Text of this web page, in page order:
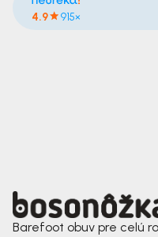
4.9 915×
Barefoot obuv pre celú